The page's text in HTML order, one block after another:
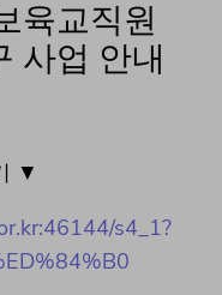
육교직원
사업 안내
▼
s4_1?